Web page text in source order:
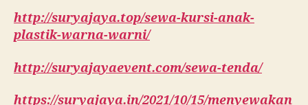
http://suryajaya.top/sewa-kursi-anak-
plastik-warna-warni/
http://suryajayaevent.com/sewa-tenda/
https://suryajaya.in/2021/10/15/menyewakan